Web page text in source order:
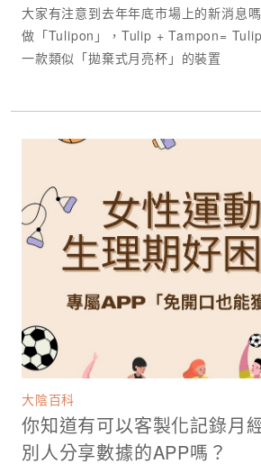
大家有注意到去年年底市場上的新消息
做「Tulipon」，Tulip + Tampon=
一款類似「拋棄式月亮杯」的裝置
大陰百科
你知道有可以客製化記錄月
別人分享數據的APP嗎？